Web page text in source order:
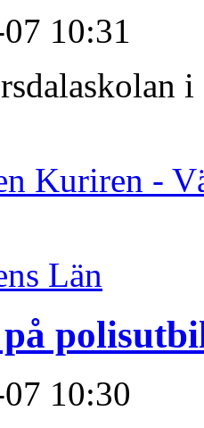
10:31
Kuriren -
Län
10:30